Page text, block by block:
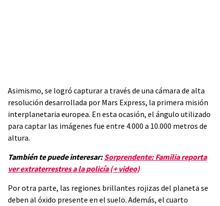
Asimismo, se logró capturar a través de una cámara de alta
resolución desarrollada por Mars Express, la primera misión
interplanetaria europea. En esta ocasión, el ángulo utilizado
para captar las imágenes fue entre 4.000 a 10.000 metros de
altura.
También te puede interesar:Sorprendente: Familia reporta
ver extraterrestres a la policía (+ video)
Por otra parte, las regiones brillantes rojizas del planeta se
deben al óxido presente en el suelo. Además, el cuarto